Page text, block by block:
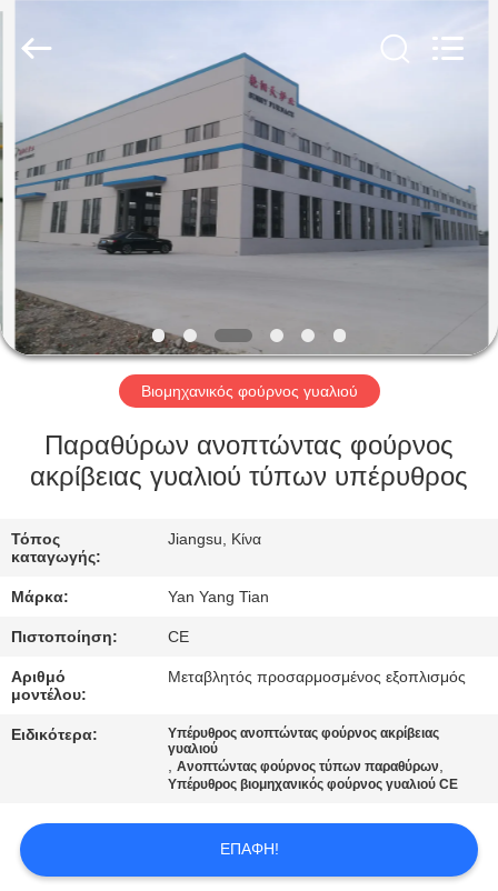
ΣΠΊΤΙ
ΠΡΟΪΌΝΤΑ
ΒΊΝΤΕΟ
ΣΧΕΤΙΚΆ
ΜΕ
ΕΠΙΣΚΕΨΉ
ΈΛΕΓΧΟΣ
ΠΟΙΌΤΗΤΑΣ
ΕΙΔΉΣΕΙΣ
ΥΠΟΘΈΣΕΙΣ
ΖΗΤΉΣΤΕ
Sunny
Βιομηχανικός φούρνος γυαλιού
Παραθύρων ανοπτώντας φούρνος
ακρίβειας γυαλιού τύπων υπέρυθρος
Τόπος
καταγωγής:
Jiangsu, Κίνα
Μάρκα: Yan Yang Tian
Πιστοποίηση: CE
Αριθμό
μοντέλου:
Μεταβλητός προσαρμοσμένος εξοπλισμός
Ειδικότερα:
Υπέρυθρος ανοπτώντας φούρνος ακρίβειας
γυαλιού
,Ανοπτώντας φούρνος τύπων παραθύρων,
Υπέρυθρος βιομηχανικός φούρνος γυαλιού CE
ΕΠΑΦΉ!